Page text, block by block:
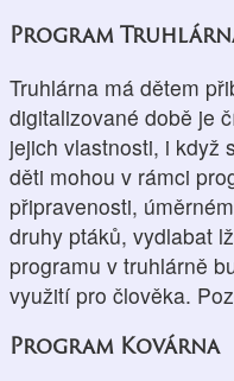
Program
Truhlárna má dětem
digitalizované době je
jejich vlastnosti, i když
děti mohou v rámci
připravenosti,
druhy ptáků, vydlabat
programu v truhlárně
využití pro člověka.
Program Kovárna